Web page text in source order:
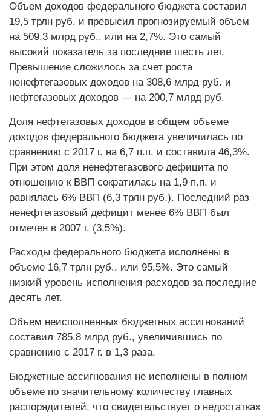
Объем доходов федерального бюджета составил
19,5 трлн руб. и превысил прогнозируемый объем
на 509,3 млрд руб., или на 2,7%. Это самый
высокий показатель за последние шесть лет.
Превышение сложилось за счет роста
ненефтегазовых доходов на 308,6 млрд руб. и
нефтегазовых доходов — на 200,7 млрд руб.
Доля нефтегазовых доходов в общем объеме
доходов федерального бюджета увеличилась по
сравнению с 2017 г. на 6,7 п.п. и составила 46,3%.
При этом доля ненефтегазового дефицита по
отношению к ВВП сократилась на 1,9 п.п. и
равнялась 6% ВВП (6,3 трлн руб.). Последний раз
ненефтегазовый дефицит менее 6% ВВП был
отмечен в 2007 г. (3,5%).
Расходы федерального бюджета исполнены в
объеме 16,7 трлн руб., или 95,5%. Это самый
низкий уровень исполнения расходов за последние
десять лет.
Объем неисполненных бюджетных ассигнований
составил 785,8 млрд руб., увеличившись по
сравнению с 2017 г. в 1,3 раза.
Бюджетные ассигнования не исполнены в полном
объеме по значительному количеству главных
распорядителей, что свидетельствует о недостатках